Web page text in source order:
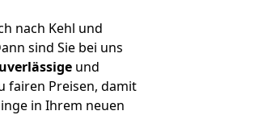
nach Kehl und
sind Sie bei uns
und
fairen Preisen, damit
in Ihrem neuen